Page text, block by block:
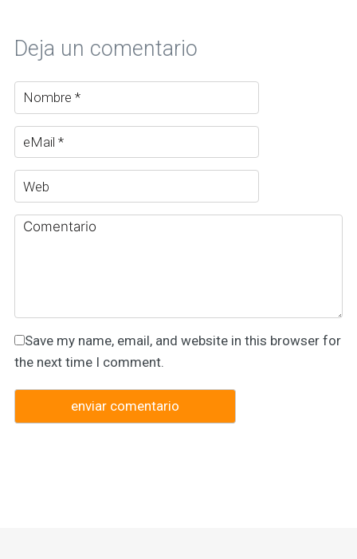
Deja un comentario
Save my name, email, and website in this browser for
the next time I comment.